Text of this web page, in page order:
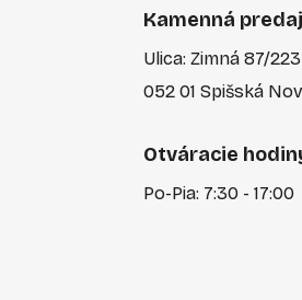
Kamenná
Ulica: Zimná 87/223
052 01 Spišská
Otváracie
Po-Pia: 7:30 - 17:00